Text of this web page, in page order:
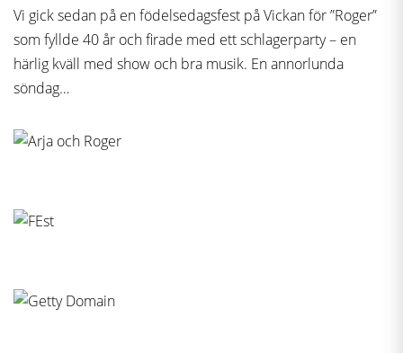
Vi gick sedan på en födelsedagsfest på Vickan för ”Roger”
som fyllde 40 år och firade med ett schlagerparty – en
härlig kväll med show och bra musik. En annorlunda
söndag…